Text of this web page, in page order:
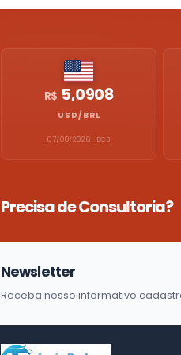
R$ 5,0908
USD/BRL
07/08/2026 · BCB
Precisa de Consultoria?
Newsletter
Receba nosso informativo